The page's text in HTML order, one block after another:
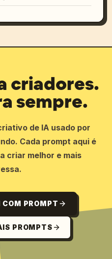
criadores.
sempre.
de IA usado por
Cada prompt aqui é
criar melhor e mais
COM PROMPT
PROMPTS